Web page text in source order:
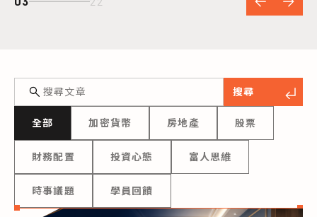
搜尋
全部 加密貨幣 房地產 股票
財務配置 投資心態 富人思維
時事議題 學員回饋